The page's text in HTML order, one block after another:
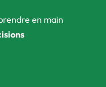
en main